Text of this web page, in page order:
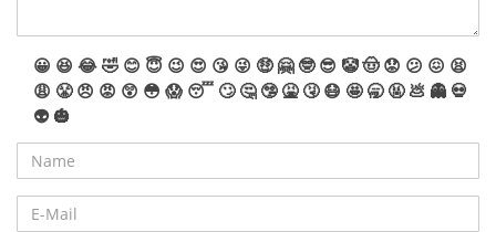
😀 😆 😂🤣 😊 😇 😉 😍 😘 😜 🤑 🤗 🤓 😎 🤡🤠 😟 😕 😖 😫
😩 😤 😠 😡 😲 😳 😱 😴 🙄 🤔 🤥 🤮 🤧 😷 🤩 🥱 🤬 💩 👻 💀
👽 🎃